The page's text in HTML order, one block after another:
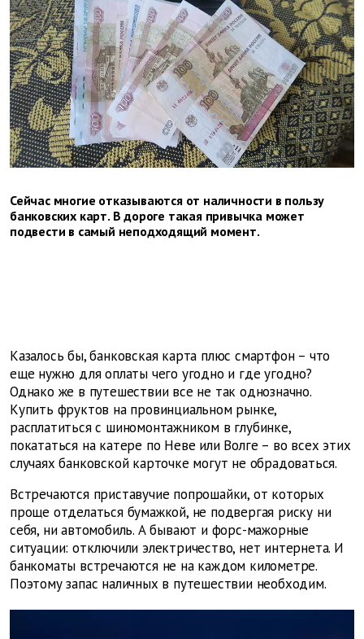
Сейчас многие отказываются от наличности в пользу
банковских карт. В дороге такая привычка может
подвести в самый неподходящий момент.
Казалось бы, банковская карта плюс смартфон – что
еще нужно для оплаты чего угодно и где угодно?
Однако же в путешествии все не так однозначно.
Купить фруктов на провинциальном рынке,
расплатиться с шиномонтажником в глубинке,
покататься на катере по Неве или Волге – во всех этих
случаях банковской карточке могут не обрадоваться.
Встречаются приставучие попрошайки, от которых
проще отделаться бумажкой, не подвергая риску ни
себя, ни автомобиль. А бывают и форс-мажорные
ситуации: отключили электричество, нет интернета. И
банкоматы встречаются не на каждом километре.
Поэтому запас наличных в путешествии необходим.